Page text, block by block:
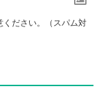
ください。（スパム対